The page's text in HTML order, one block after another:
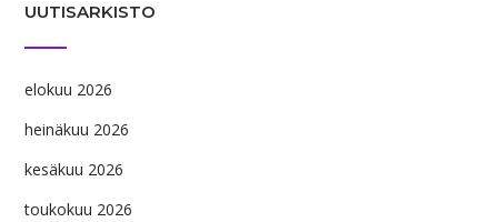
UUTISARKISTO
elokuu 2026
heinäkuu 2026
kesäkuu 2026
toukokuu 2026